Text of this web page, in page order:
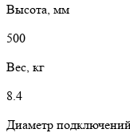
Высота, мм
500
Вес, кг
8.4
Диаметр